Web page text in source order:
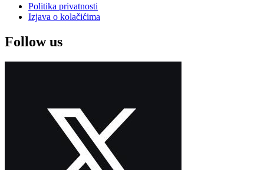
Politika privatnosti
Izjava o kolačićima
Follow us